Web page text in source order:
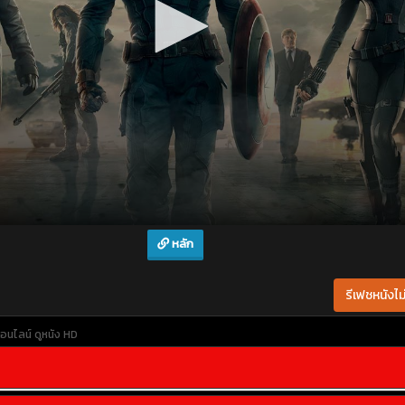
หลัก
รีเฟชหนังไ
นไลน์ ดูหนัง HD